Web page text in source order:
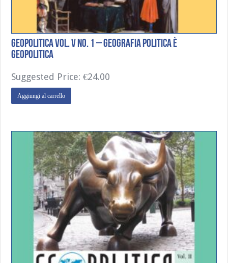
Geopolitica Vol. V No. 1 – Geografia Politica è
Geopolitica
Suggested Price:€24.00
Aggiungi al carrello